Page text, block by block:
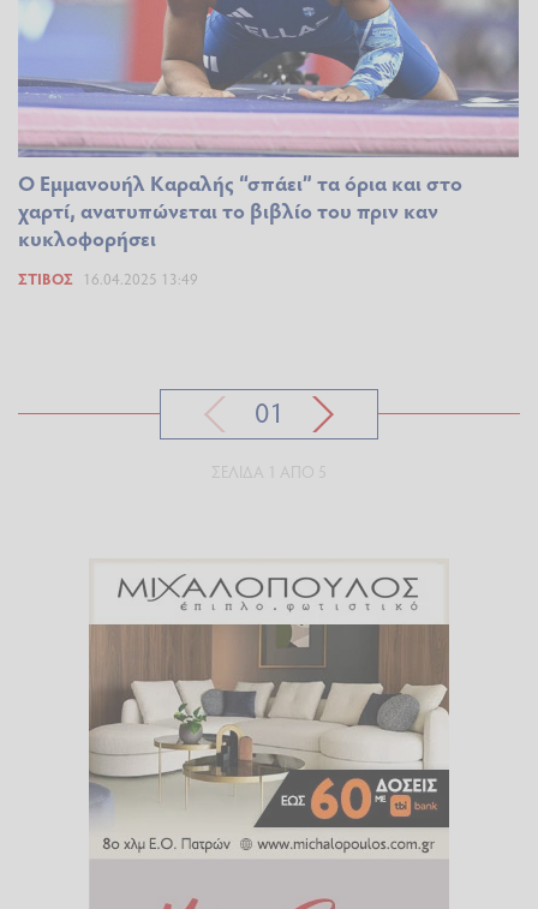
Ο Εμμανουήλ Καραλής “σπάει” τα όρια και στο
χαρτί, ανατυπώνεται το βιβλίο του πριν καν
κυκλοφορήσει
ΣΤΊΒΟΣ 16.04.2025 13:49
01
ΣΕΛΊΔΑ 1 ΑΠΌ 5